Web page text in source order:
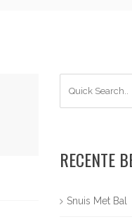
RECENTE
Snuis Met Bal